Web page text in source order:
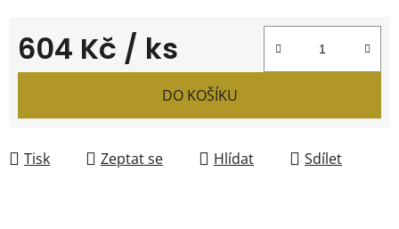
604 Kč / ks
Měrná cena:
DO KOŠÍKU
Tisk Zeptat se Hlídat Sdílet